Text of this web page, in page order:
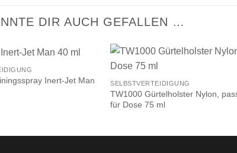
DIR AUCH GEFALLEN …
Inert-Jet Man
SELBSTVERTEIDIGUNG
TW1000 Gürtelholster Nylon,
für Dose 75 ml